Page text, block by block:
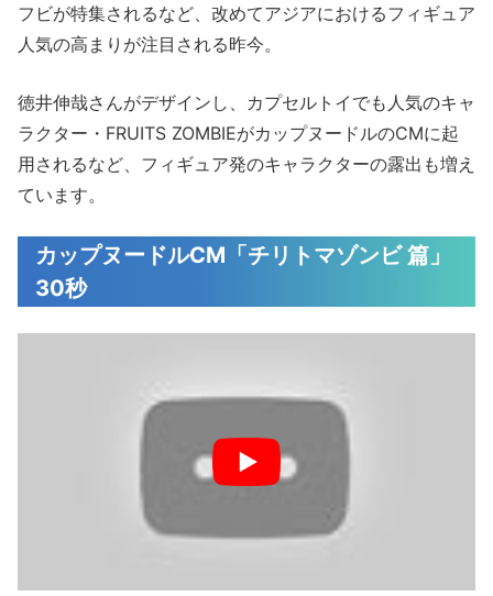
フビが特集されるなど、改めてアジアにおけるフィギュア
人気の高まりが注目される昨今。
徳井伸哉さんがデザインし、カプセルトイでも人気のキャ
ラクター・FRUITS ZOMBIEがカップヌードルのCMに起
用されるなど、フィギュア発のキャラクターの露出も増え
ています。
カップヌードルCM「チリトマゾンビ 篇」
30秒